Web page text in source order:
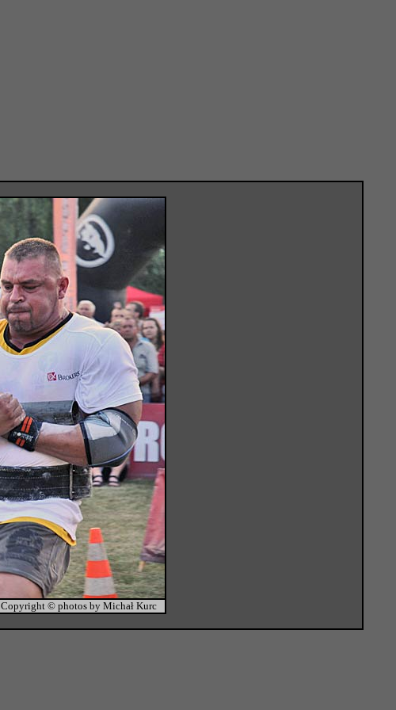
Copyright © photos by Michał Kurc